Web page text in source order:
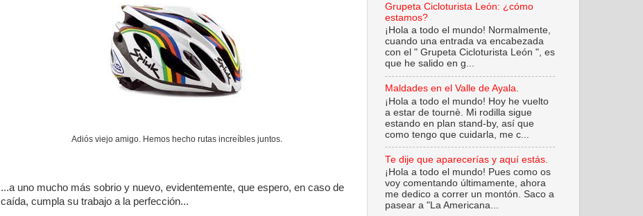
Adiós viejo amigo. Hemos hecho rutas increíbles juntos.
...a uno mucho más sobrio y nuevo, evidentemente, que espero, en caso de
caída, cumpla su trabajo a la perfección...
Grupeta Cicloturista León: ¿cómo
estamos?
¡Hola a todo el mundo! Normalmente,
cuando una entrada va encabezada
con el " Grupeta Cicloturista León ", es
que he salido en g...
Maldades en el Valle de Ayala.
¡Hola a todo el mundo! Hoy he vuelto
a estar de tournè. Mi rodilla sigue
estando en plan stand-by, así que
como tengo que cuidarla, me c...
Te dije que aparecerías y aquí estás.
¡Hola a todo el mundo! Pues como os
voy comentando últimamente, ahora
me dedico a correr un montón. Saco a
pasear a "La Americana...